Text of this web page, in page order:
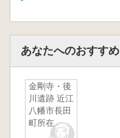
あなたへのおすすめ
金剛寺・後
川遺跡 近江
八幡市長田
町所在